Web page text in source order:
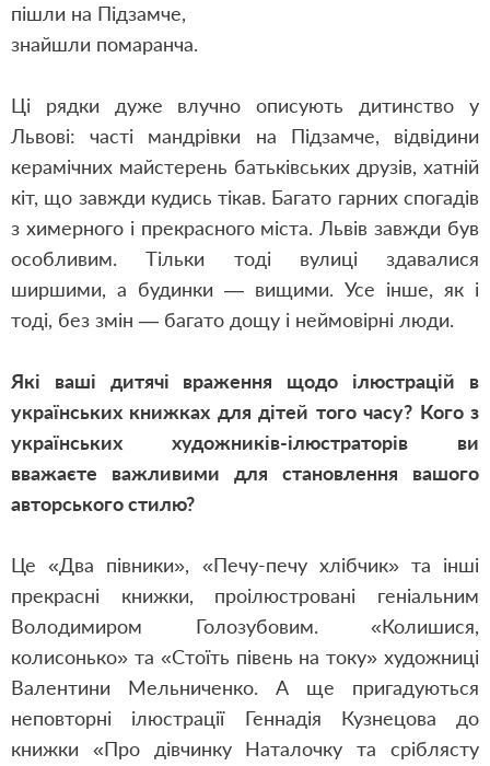
пішли на Підзамче,
знайшли помаранча.
Ці рядки дуже влучно описують дитинство у
Львові: часті мандрівки на Підзамче, відвідини
керамічних майстерень батьківських друзів, хатній
кіт, що завжди кудись тікав. Багато гарних спогадів
з химерного і прекрасного міста. Львів завжди був
особливим. Тільки тоді вулиці здавалися
ширшими, а будинки — вищими. Усе інше, як і
тоді, без змін — багато дощу і неймовірні люди.
Які ваші дитячі враження щодо ілюстрацій в
українських книжках для дітей того часу? Кого з
українських художників-ілюстраторів ви
вважаєте важливими для становлення вашого
авторського стилю?
Це «Два півники», «Печу-печу хлібчик» та інші
прекрасні книжки, проілюстровані геніальним
Володимиром Голозубовим. «Колишися,
колисонько» та «Стоїть півень на току» художниці
Валентини Мельниченко. А ще пригадуються
неповторні ілюстрації Геннадія Кузнецова до
книжки «Про дівчинку Наталочку та сріблясту